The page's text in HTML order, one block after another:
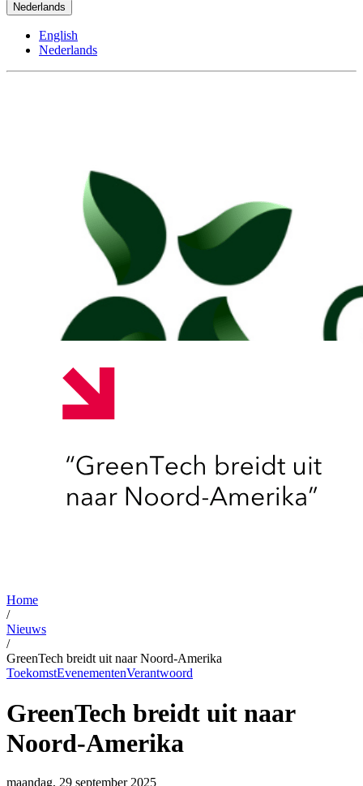
Nederlands
English
Nederlands
Home
/
Nieuws
/
GreenTech breidt uit naar Noord-Amerika
ToekomstEvenementenVerantwoord
GreenTech breidt uit naar
Noord-Amerika
maandag, 29 september 2025